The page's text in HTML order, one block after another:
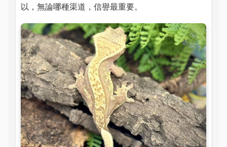
以，無論哪種渠道，信譽最重要。